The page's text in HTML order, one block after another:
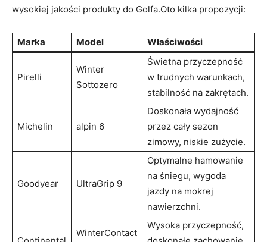
wysokiej ⁣jakości produkty do⁢ Golfa.Oto kilka⁣ propozycji:
Marka Model Właściwości
Pirelli
Winter
Sottozero
Świetna ​przyczepność
w trudnych warunkach,
stabilność na zakrętach.
Michelin alpin 6
Doskonała wydajność
przez​ cały sezon
zimowy,​ niskie zużycie.
Goodyear UltraGrip 9
Optymalne hamowanie
na śniegu, wygoda
jazdy na mokrej
‍nawierzchni.
WinterContact
Wysoka przyczepność,